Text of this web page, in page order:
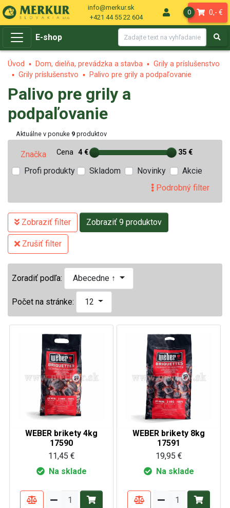
info@merkur.sk
+421 44 55 22 604
0 0,- €
E-shop
Úvod Dom, dielňa, prevádzka a stavba
Grily a príslušenstvo
Grily príslušenstvo
Palivo pre grily a podpaľovanie
Palivo pre grily a
podpaľovanie
Aktuálne v ponuke 9 produktov
Značka Cena 4 € 35 €
Profi produkty Skladom Novinky
Akcie
Podrobný filter
Zobraziť filter Zobraziť 9 produktov
Zrušiť filter
Zoradiť podľa: Abecedne ↑
Počet na stránke: 12
WEBER brikety 4kg
17590
11,45 €
Na sklade
WEBER brikety 8kg
17591
19,95 €
Na sklade